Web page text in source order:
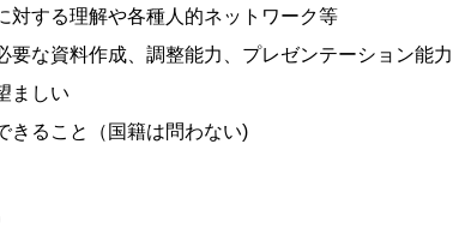
る理解や各種人的ネットワーク等
資料作成、調整能力、プレゼンテーション能
ましい
ること（国籍は問わない)